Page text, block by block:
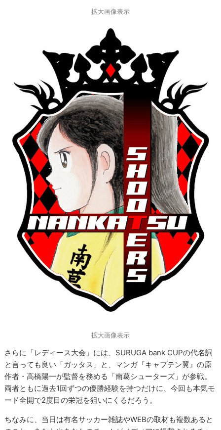
拡大画像表示
拡大画像表示
さらに「レディース大会」には、SURUGA bank CUPの代名詞
と言っても良い「ガッタス」と、マンガ『キャプテン翼』の原
作者・高橋陽一が監督を務める「南葛シューターズ」が参戦。
両者ともに過去1回ずつの優勝経験を持つだけに、今回も本気モ
ード全開で2度目の栄冠を狙いにくるだろう。
ちなみに、当日は有名サッカー雑誌やWEBの取材も複数あると